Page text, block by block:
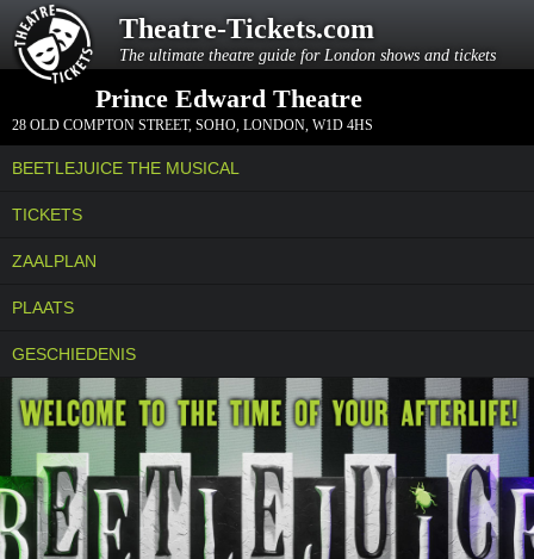
Theatre-Tickets.com
The ultimate theatre guide for London shows and tickets
Prince Edward Theatre
28 OLD COMPTON STREET, SOHO, LONDON, W1D 4HS
BEETLEJUICE THE MUSICAL
TICKETS
ZAALPLAN
PLAATS
GESCHIEDENIS